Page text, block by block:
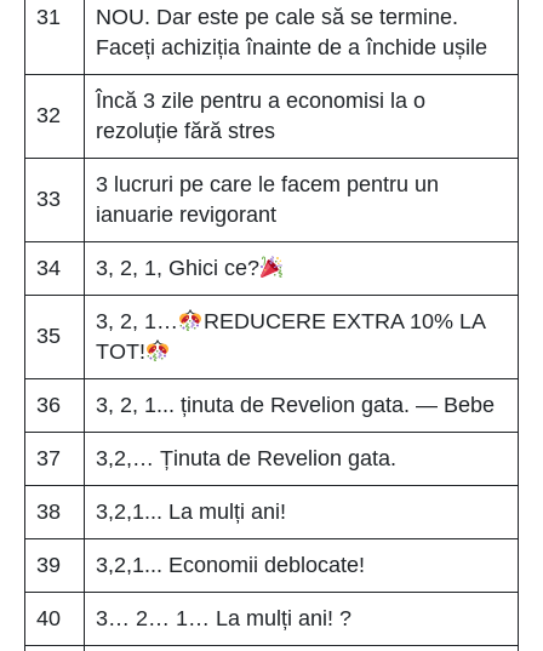
31
NOU. Dar este pe cale să se termine.
Faceți achiziția înainte de a închide ușile
32
Încă 3 zile pentru a economisi la o
rezoluție fără stres
33
3 lucruri pe care le facem pentru un
ianuarie revigorant
34 3, 2, 1, Ghici ce?
35
3, 2, 1…
REDUCERE EXTRA 10% LA
TOT!
36 3, 2, 1... ținuta de Revelion gata. — Bebe
37 3,2,… Ținuta de Revelion gata.
38 3,2,1... La mulți ani!
39 3,2,1... Economii deblocate!
40 3… 2… 1… La mulți ani! ?